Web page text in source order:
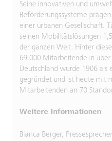
Seine innovativen und
Beförderungssysteme
einer urbanen Gesellschaft.
seinen Mobilitätslösungen
der ganzen Welt. Hinter
69.000 Mitarbeitende in über
Deutschland wurde 1906 als
gegründet und ist heute mit
Mitarbeitenden an 70
Weitere Informationen
Bianca Berger,